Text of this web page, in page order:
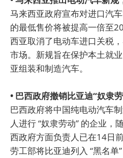
马来西亚政府宣布对进口汽
的最低售价将被提高一倍至
西亚取消了电动车进口关税
市场。新规旨在保护本土就
亚组装和制造汽车。
• 巴西政府撤销比亚迪“奴隶
巴西政府将中国纯电动汽车
人进行 “奴隶劳动” 的企业，
西政府方面负责人已在14日
劳工部将比亚迪列入 “黑名